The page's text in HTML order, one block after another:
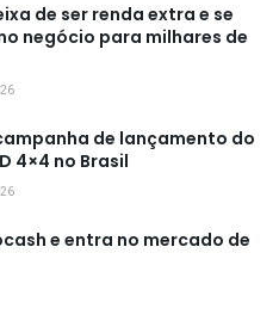
de ser renda extra e se
negócio para milhares de
de lançamento do
4×4 no Brasil
e entra no mercado de